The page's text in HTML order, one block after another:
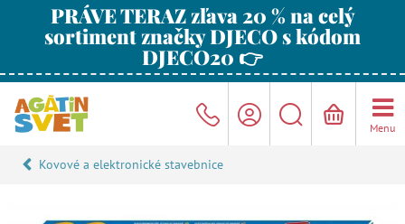
PRÁVE TERAZ zľava 20 % na celý
sortiment značky DJECO s kódom
DJECO20 👉
Menu
Kovové a elektronické stavebnice